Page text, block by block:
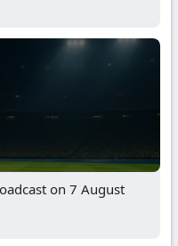
on 7 August